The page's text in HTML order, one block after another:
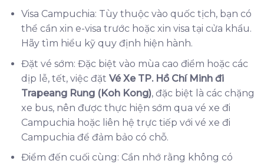
Visa Campuchia: Tùy thuộc vào quốc tịch, bạn có
thể cần xin e-visa trước hoặc xin visa tại cửa khẩu.
Hãy tìm hiểu kỹ quy định hiện hành.
Đặt vé sớm: Đặc biệt vào mùa cao điểm hoặc các
dịp lễ, tết, việc đặt Vé Xe TP. Hồ Chí Minh đi
Trapeang Rung (Koh Kong), đặc biệt là các chặng
xe bus, nên được thực hiện sớm qua vé xe đi
Campuchia hoặc liên hệ trực tiếp với vé xe đi
Campuchia để đảm bảo có chỗ.
Điểm đến cuối cùng: Cần nhớ rằng không có